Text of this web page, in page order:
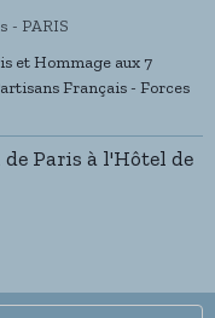
- PARIS
et Hommage aux 7
Français - Forces
Paris à l'Hôtel de